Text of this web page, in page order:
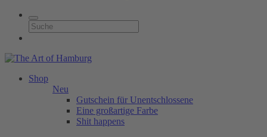
Shop
Neu
Gutschein für Unentschlossene
Eine großartige Farbe
Shit happens